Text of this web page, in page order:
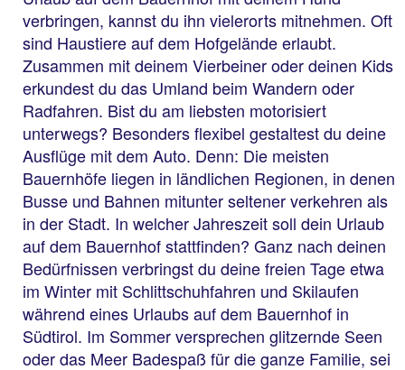
verbringen, kannst du ihn vielerorts mitnehmen. Oft
sind Haustiere auf dem Hofgelände erlaubt.
Zusammen mit deinem Vierbeiner oder deinen Kids
erkundest du das Umland beim Wandern oder
Radfahren. Bist du am liebsten motorisiert
unterwegs? Besonders flexibel gestaltest du deine
Ausflüge mit dem Auto. Denn: Die meisten
Bauernhöfe liegen in ländlichen Regionen, in denen
Busse und Bahnen mitunter seltener verkehren als
in der Stadt. In welcher Jahreszeit soll dein Urlaub
auf dem Bauernhof stattfinden? Ganz nach deinen
Bedürfnissen verbringst du deine freien Tage etwa
im Winter mit Schlittschuhfahren und Skilaufen
während eines Urlaubs auf dem Bauernhof in
Südtirol. Im Sommer versprechen glitzernde Seen
oder das Meer Badespaß für die ganze Familie, sei